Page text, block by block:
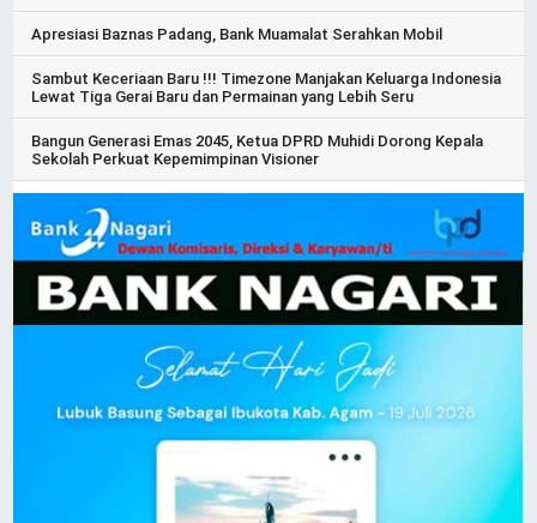
Apresiasi Baznas Padang, Bank Muamalat Serahkan Mobil
Sambut Keceriaan Baru !!! Timezone Manjakan Keluarga Indonesia
Lewat Tiga Gerai Baru dan Permainan yang Lebih Seru
Bangun Generasi Emas 2045, Ketua DPRD Muhidi Dorong Kepala
Sekolah Perkuat Kepemimpinan Visioner